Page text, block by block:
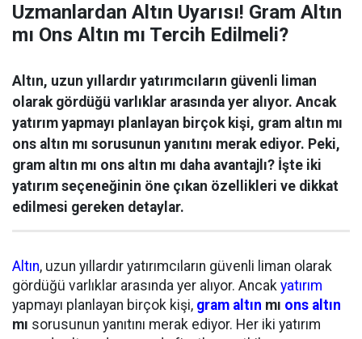
Uzmanlardan Altın Uyarısı! Gram Altın
mı Ons Altın mı Tercih Edilmeli?
Altın, uzun yıllardır yatırımcıların güvenli liman
olarak gördüğü varlıklar arasında yer alıyor. Ancak
yatırım yapmayı planlayan birçok kişi, gram altın mı
ons altın mı sorusunun yanıtını merak ediyor. Peki,
gram altın mı ons altın mı daha avantajlı? İşte iki
yatırım seçeneğinin öne çıkan özellikleri ve dikkat
edilmesi gereken detaylar.
Altın, uzun yıllardır yatırımcıların güvenli liman olarak
gördüğü varlıklar arasında yer alıyor. Ancak yatırım
yapmayı planlayan birçok kişi, gram altın mı ons altın
mı sorusunun yanıtını merak ediyor. Her iki yatırım